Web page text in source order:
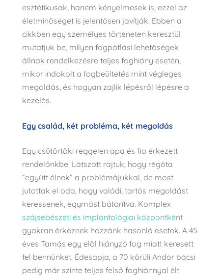
esztétikusak, hanem kényelmesek is, ezzel az
életminőséget is jelentősen javítják. Ebben a
cikkben egy személyes történeten keresztül
mutatjuk be, milyen fogpótlási lehetőségek
állnak rendelkezésre teljes foghiány esetén,
mikor indokolt a fogbeültetés mint végleges
megoldás, és hogyan zajlik lépésről lépésre a
kezelés.
Egy család, két probléma, két megoldás
Egy csütörtöki reggelen apa és fia érkezett
rendelőnkbe. Látszott rajtuk, hogy régóta
“együtt élnek” a problémájukkal, de most
jutottak el oda, hogy valódi, tartós megoldást
keressenek, egymást bátorítva. Komplex
szájsebészeti és implantológiai központként
gyakran érkeznek hozzánk hasonló esetek. A 45
éves Tamás egy elöl hiányzó fog miatt keresett
fel bennünket. Édesapja, a 70 körüli Andor bácsi
pedig már szinte teljes felső foghiánnyal élt